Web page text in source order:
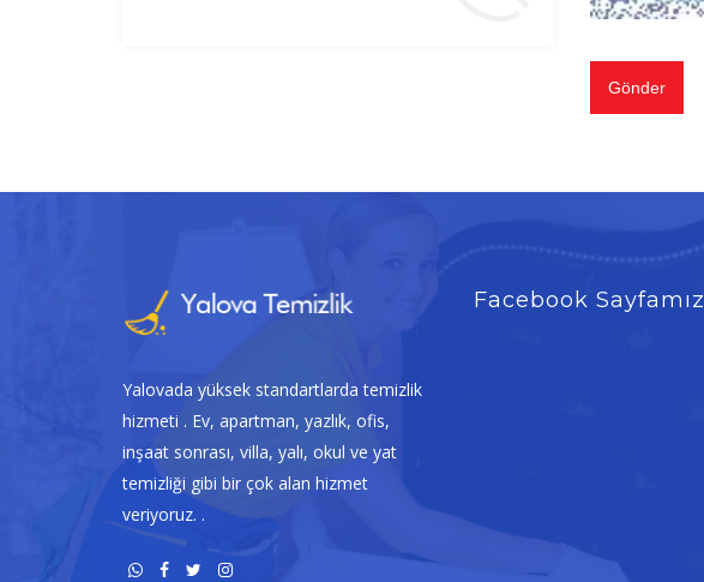
Gönder
Yalovada yüksek standartlarda temizlik
hizmeti . Ev, apartman, yazlık, ofis,
inşaat sonrası, villa, yalı, okul ve yat
temizliği gibi bir çok alan hizmet
veriyoruz. .
Facebook Sayfamız